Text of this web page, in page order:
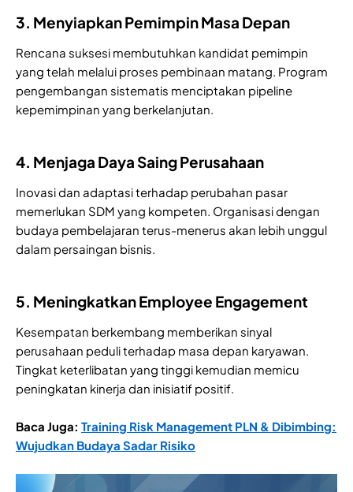
3. Menyiapkan Pemimpin Masa Depan
Rencana suksesi membutuhkan kandidat pemimpin
yang telah melalui proses pembinaan matang. Program
pengembangan sistematis menciptakan pipeline
kepemimpinan yang berkelanjutan.
4. Menjaga Daya Saing Perusahaan
Inovasi dan adaptasi terhadap perubahan pasar
memerlukan SDM yang kompeten. Organisasi dengan
budaya pembelajaran terus-menerus akan lebih unggul
dalam persaingan bisnis.
5. Meningkatkan Employee Engagement
Kesempatan berkembang memberikan sinyal
perusahaan peduli terhadap masa depan karyawan.
Tingkat keterlibatan yang tinggi kemudian memicu
peningkatan kinerja dan inisiatif positif.
Baca Juga: Training Risk Management PLN & Dibimbing:
Wujudkan Budaya Sadar Risiko